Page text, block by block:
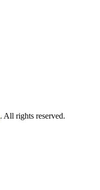
. All rights reserved.